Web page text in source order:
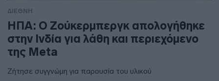
ΔΙΕΘΝΗ
ΗΠΑ: Ο Ζούκερμπεργκ απολογήθηκε
στην Ινδία για λάθη και περιεχόμενο
της Meta
Ζήτησε συγγνώμη για παρουσία του υλικού